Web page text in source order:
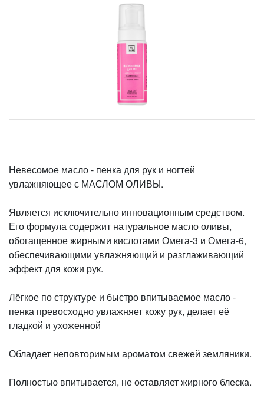
Невесомое масло - пенка для рук и ногтей
увлажняющее с МАСЛОМ ОЛИВЫ.
Является исключительно инновационным средством.
Его формула содержит натуральное масло оливы,
обогащенное жирными кислотами Омега-3 и Омега-6,
обеспечивающими увлажняющий и разглаживающий
эффект для кожи рук.
Лёгкое по структуре и быстро впитываемое масло -
пенка превосходно увлажняет кожу рук, делает её
гладкой и ухоженной
Обладает неповторимым ароматом свежей земляники.
Полностью впитывается, не оставляет жирного блеска.